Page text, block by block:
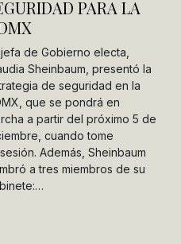
PARA LA
de Gobierno electa,
Sheinbaum, presentó la
de seguridad en la
que se pondrá en
a partir del próximo 5 de
cuando tome
Además, Sheinbaum
a tres miembros de su